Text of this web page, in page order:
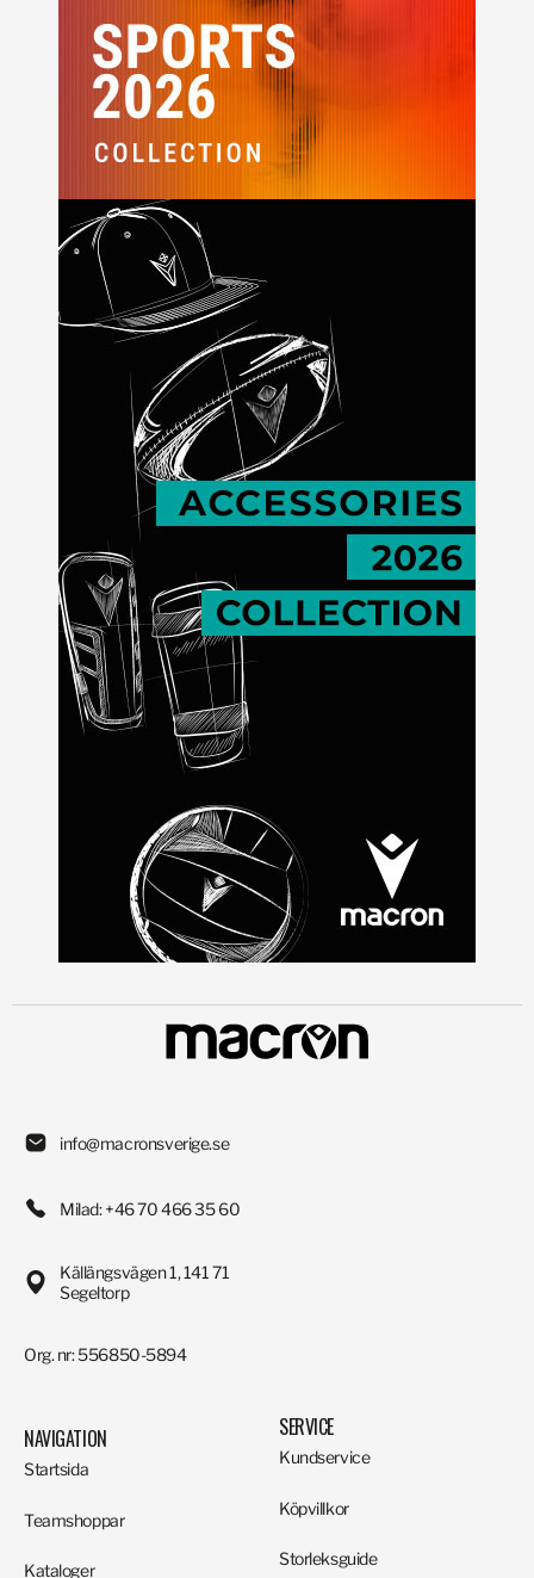
info@macronsverige.se
Milad: +46 70 466 35 60
Källängsvägen 1, 141 71
Segeltorp
Org. nr: 556850-5894
NAVIGATION
Startsida
Teamshoppar
Kataloger
SERVICE
Kundservice
Köpvillkor
Storleksguide